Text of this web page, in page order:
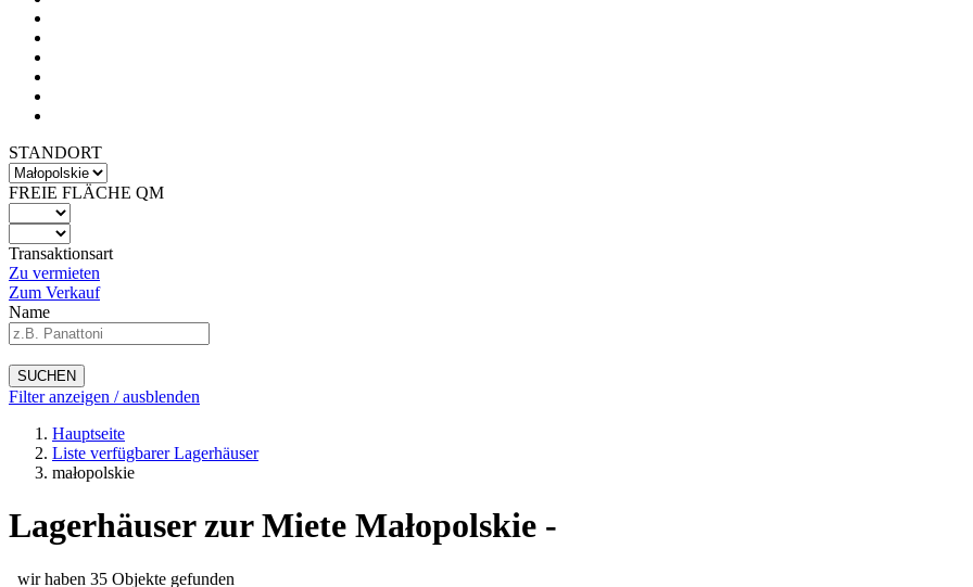
STANDORT
FREIE FLÄCHE QM
Transaktionsart
Zu vermieten
Zum Verkauf
Name
SUCHEN
Filter anzeigen / ausblenden
Hauptseite
Liste verfügbarer Lagerhäuser
małopolskie
Lagerhäuser zur Miete Małopolskie -
wir haben 35 Objekte gefunden